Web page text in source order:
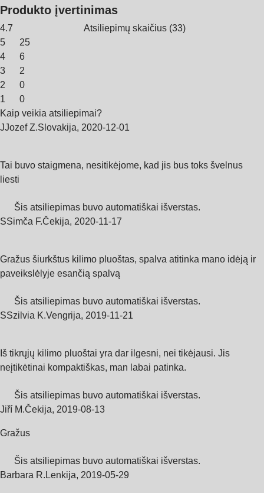
Produkto įvertinimas
4.7 Atsiliepimų skaičius (33)
5
25
4
6
3
2
2
0
1
0
Kaip veikia atsiliepimai?
JJozef Z.Slovakija, 2020‑12‑01
Tai buvo staigmena, nesitikėjome, kad jis bus toks švelnus
liesti
Šis atsiliepimas buvo automatiškai išverstas.
SSimča F.Čekija, 2020‑11‑17
Gražus šiurkštus kilimo pluoštas, spalva atitinka mano idėją ir
paveikslėlyje esančią spalvą
Šis atsiliepimas buvo automatiškai išverstas.
SSzilvia K.Vengrija, 2019‑11‑21
Iš tikrųjų kilimo pluoštai yra dar ilgesni, nei tikėjausi. Jis
neįtikėtinai kompaktiškas, man labai patinka.
Šis atsiliepimas buvo automatiškai išverstas.
Jiří M.Čekija, 2019‑08‑13
Gražus
Šis atsiliepimas buvo automatiškai išverstas.
Barbara R.Lenkija, 2019‑05‑29